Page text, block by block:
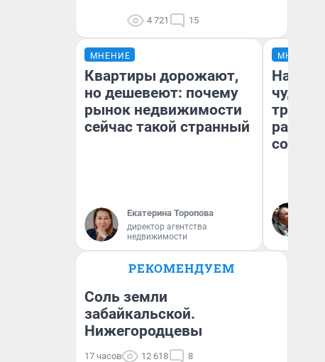
4 721 15
МНЕНИЕ
Квартиры дорожают,
но дешевеют: почему
рынок недвижимости
сейчас такой странный
Екатерина Торопова
директор агентства
недвижимости
МНЕНИЕ
чудом
РЕКОМЕНДУЕМ
Соль земли
забайкальской.
Нижегородцевы
17 часов 12 618 8